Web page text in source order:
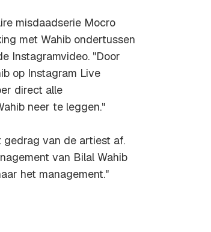
misdaadserie Mocro
met Wahib ondertussen
Instagramvideo. "Door
op Instagram Live
direct alle
neer te leggen."
van de artiest af.
van Bilal Wahib
het management."